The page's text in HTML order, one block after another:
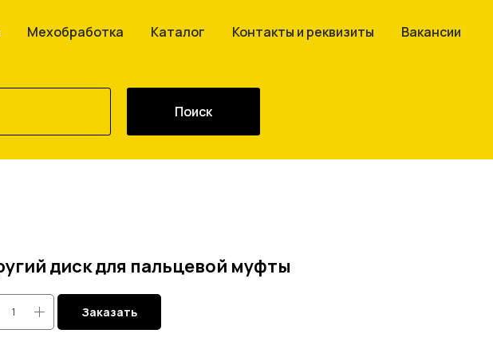
Мехобработка Каталог Контакты и реквизиты Вакансии
Поиск
диск для пальцевой муфты
Заказать